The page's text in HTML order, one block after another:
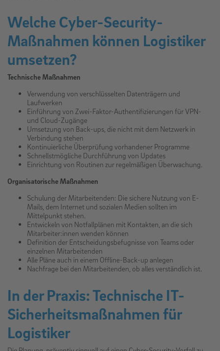
Welche Cyber-Security-
Maßnahmen können Logistiker
umsetzen?
Technische Maßnahmen
Verwendung von verschlüsselten Datenträgern und
Laufwerken
Einführung von Zwei-Faktor-Authentifizierungen für VPN-
und Cloud-Zugänge
Umsetzung von Back-ups, die nicht mit dem Netzwerk in
Verbindung stehen
Kontinuierliche Überprüfung vorhandener Programme
Schnellstmögliche Durchführung von Updates
Einrichtung von Routinen zur regelmäßigen Überwachung.
Organisatorische Maßnahmen
Schulung der Mitarbeitenden: Die sichere Nutzung von E-
Mails, dem Internet und sozialen Medien sollten im
Mittelpunkt stehen.
Entwickeln von Notfallplänen mit Kontakten, an die sich
Mitarbeiter:innen wenden können
Definition der Entscheidungsbefugnisse von Teams oder
einzelnen Mitarbeitenden
Alle Pläne auch in einem Offline-Back-up anlegen
Nachfrage bei den Mitarbeitenden, ob alles verständlich ist.
In der Praxis: Technische IT-
Sicherheitsmaßnahmen für
Logistiker